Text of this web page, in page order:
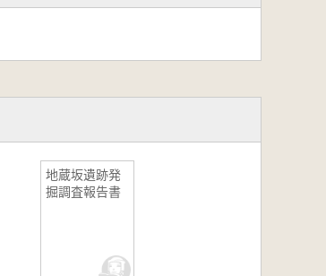
地蔵坂遺跡発
掘調査報告書